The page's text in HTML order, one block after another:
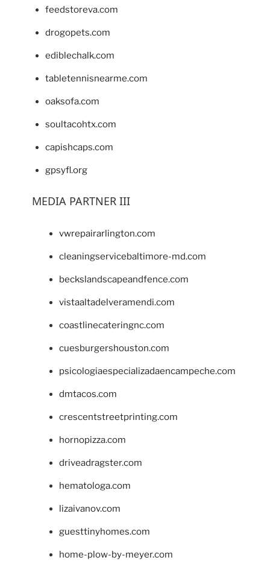
feedstoreva.com
drogopets.com
ediblechalk.com
tabletennisnearme.com
oaksofa.com
soultacohtx.com
capishcaps.com
gpsyfl.org
MEDIA PARTNER III
vwrepairarlington.com
cleaningservicebaltimore-md.com
beckslandscapeandfence.com
vistaaltadelveramendi.com
coastlinecateringnc.com
cuesburgershouston.com
psicologiaespecializadaencampeche.com
dmtacos.com
crescentstreetprinting.com
hornopizza.com
driveadragster.com
hematologa.com
lizaivanov.com
guesttinyhomes.com
home-plow-by-meyer.com